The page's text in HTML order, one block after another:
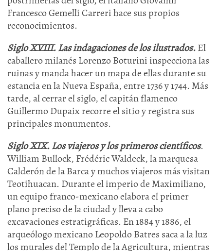
Francesco Gemelli Carreri hace sus propios
reconocimientos.
Siglo XVIII. Las indagaciones de los ilustrados.El
caballero milanés Lorenzo Boturini inspecciona las
ruinas y manda hacer un mapa de ellas durante su
estancia en la Nueva España, entre 1736 y 1744. Más
tarde, al cerrar el siglo, el capitán flamenco
Guillermo Dupaix recorre el sitio y registra sus
principales monumentos.
Siglo XIX. Los viajeros y los primeros científicos.
William Bullock, Frédéric Waldeck, la marquesa
Calderón de la Barca y muchos viajeros más visitan
Teotihuacan. Durante el imperio de Maximiliano,
un equipo franco-mexicano elabora el primer
plano preciso de la ciudad y lleva a cabo
excavaciones estratigráficas. En 1884 y 1886, el
arqueólogo mexicano Leopoldo Batres saca a la luz
los murales del Templo de la Agricultura, mientras